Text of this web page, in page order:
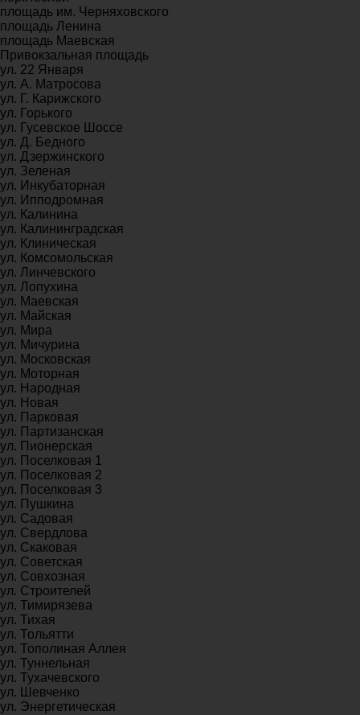
площадь им. Черняховского
площадь Ленина
площадь Маевская
Привокзальная площадь
ул. 22 Января
ул. А. Матросова
ул. Г. Карижского
ул. Горького
ул. Гусевское Шоссе
ул. Д. Бедного
ул. Дзержинского
ул. Зеленая
ул. Инкубаторная
ул. Ипподромная
ул. Калинина
ул. Калининградская
ул. Клиническая
ул. Комсомольская
ул. Линчевского
ул. Лопухина
ул. Маевская
ул. Майская
ул. Мира
ул. Мичурина
ул. Московская
ул. Моторная
ул. Народная
ул. Новая
ул. Парковая
ул. Партизанская
ул. Пионерская
ул. Поселковая 1
ул. Поселковая 2
ул. Поселковая 3
ул. Пушкина
ул. Садовая
ул. Свердлова
ул. Скаковая
ул. Советская
ул. Совхозная
ул. Строителей
ул. Тимирязева
ул. Тихая
ул. Тольятти
ул. Тополиная Аллея
ул. Туннельная
ул. Тухачевского
ул. Шевченко
ул. Энергетическая